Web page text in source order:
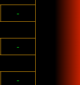
-
-
-